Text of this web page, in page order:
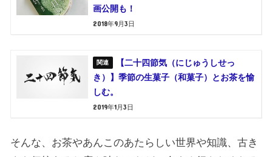
画公開も！
2018年9月3日
【二十四節気（にじゅうしせっ
き）】季節の生菓子（和菓子）とお茶を愉
しむ。
2019年1月3日
そんな、お茶やあんこのあたらしい世界や知識、古き